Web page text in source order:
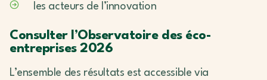
les acteurs de l’innovation
Consulter l’Observatoire des éco-
entreprises 2026
L’ensemble des résultats est accessible via